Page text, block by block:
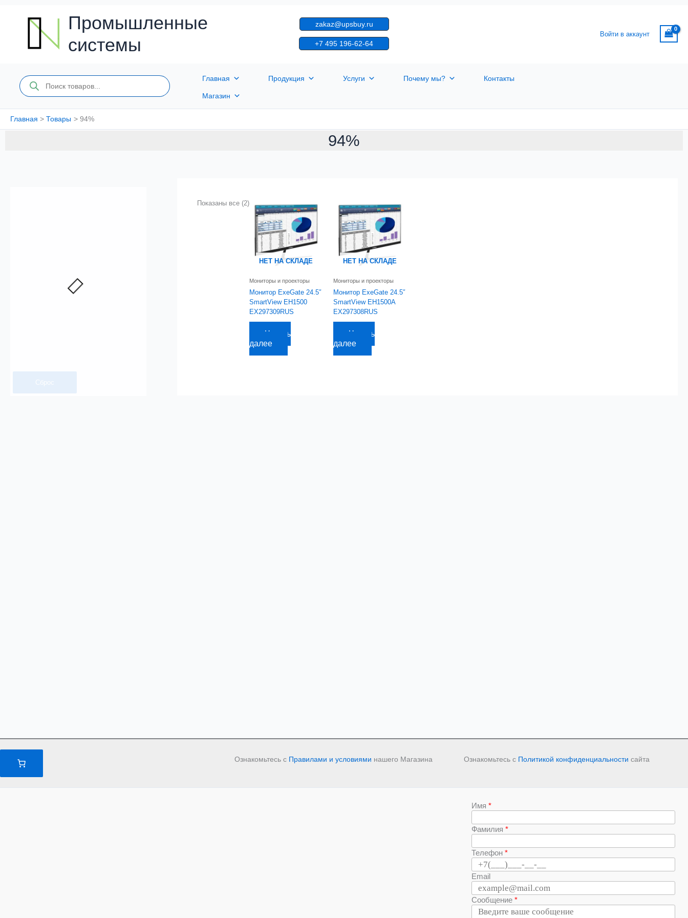
содержимому
Промышленные
системы
zakaz@upsbuy.ru
+7 495 196-62-64
Войти в аккаунт
Поиск
товаров
Главная Продукция Услуги Почему мы? Контакты
Магазин
Главная Товары 94%
94%
Сброс
Показаны все (2)
НЕТ НА СКЛАДЕ
Мониторы и проекторы
Монитор ExeGate 24.5″
SmartView EH1500
EX297309RUS
Читать
далее
НЕТ НА СКЛАДЕ
Мониторы и проекторы
Монитор ExeGate 24.5″
SmartView EH1500A
EX297308RUS
Читать
далее
Ознакомьтесь с Правилами и условиями нашего Магазина Ознакомьтесь с Политикой конфиденциальности сайта
Имя
Фамилия
Телефон
Email
Сообщение